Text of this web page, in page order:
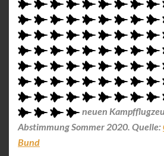
neuen
Abstimmung Sommer 2020. Quelle:
Bund